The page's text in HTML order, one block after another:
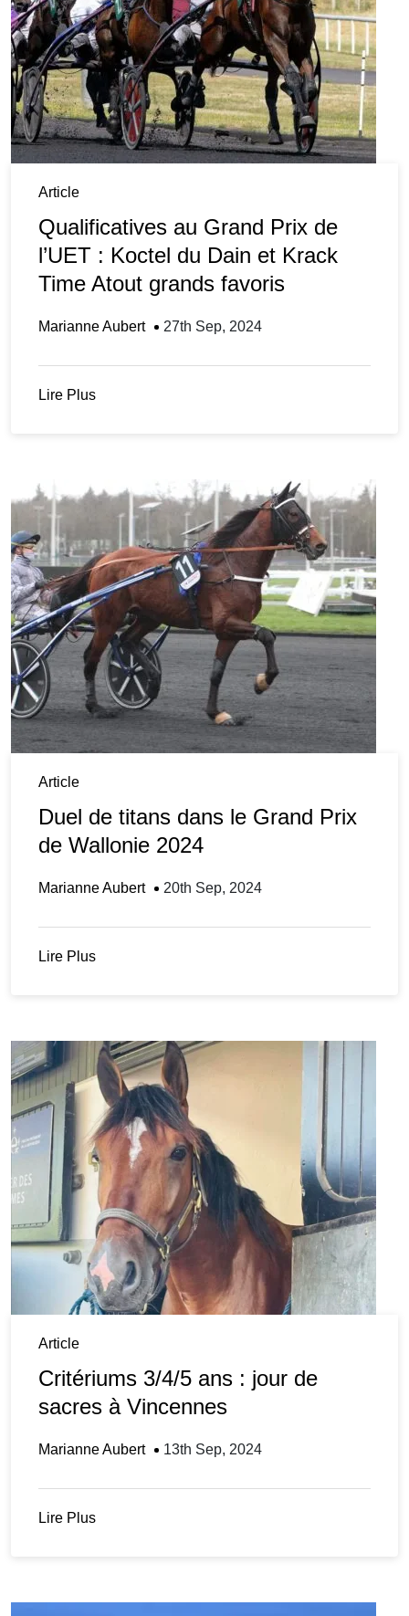
Article
Qualificatives au Grand Prix de
l’UET : Koctel du Dain et Krack
Time Atout grands favoris
Marianne Aubert 27th Sep, 2024
Lire Plus
Article
Duel de titans dans le Grand Prix
de Wallonie 2024
Marianne Aubert 20th Sep, 2024
Lire Plus
Article
Critériums 3/4/5 ans : jour de
sacres à Vincennes
Marianne Aubert 13th Sep, 2024
Lire Plus